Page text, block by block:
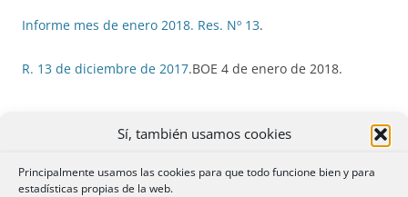
Sí, también usamos cookies
Principalmente usamos las cookies para que todo funcione bien y para
estadísticas propias de la web.
Informe mes de enero 2018. Res. Nº 13.
R. 13 de diciembre de 2017.BOE 4 de enero de 2018.